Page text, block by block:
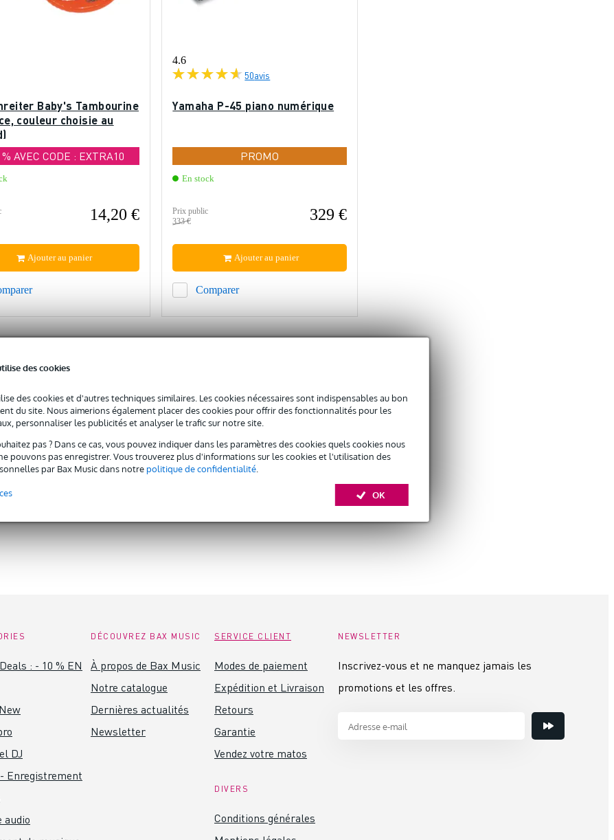
des cookies
des cookies et d'autres techniques similaires. Les cookies nécessaires sont indispensables au bon
du site. Nous aimerions également placer des cookies pour offrir des fonctionnalités pour les
personnaliser les publicités et analyser le trafic sur notre site.
pas ? Dans ce cas, vous pouvez indiquer dans les paramètres des cookies quels cookies nous
pouvons pas enregistrer. Vous trouverez plus d'informations sur les cookies et l'utilisation des
par Bax Music dans notrepolitique de confidentialité.
OK
Baby's Tambourine
couleur choisie au
AVEC CODE : EXTRA10
14,20 €
Ajouter au panier
4.6
50avis
Yamaha P-45 piano numérique
PROMO
En stock
Prix public
333 €
329 €
Comparer
Ajouter au panier
: - 10 % EN
DJ
Enregistrement
audio
DÉCOUVREZ BAX MUSIC
À propos de Bax Music
Notre catalogue
Dernières actualités
Newsletter
SERVICE CLIENT
Modes de paiement
Expédition et Livraison
Retours
Garantie
Vendez votre matos
DIVERS
Conditions générales
NEWSLETTER
Inscrivez-vous et ne manquez jamais les
promotions et les offres.